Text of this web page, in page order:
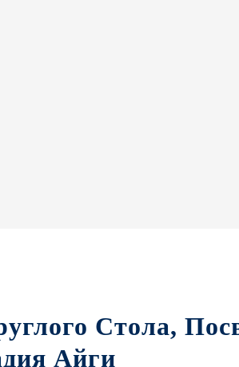
Стола,
Айги